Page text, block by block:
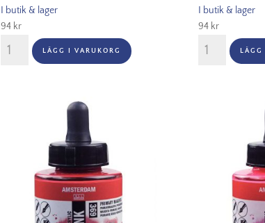
I butik & lager
94 kr
Amsterdam
Akryl
LÄGG I VARUKORG
I butik & lager
94 kr
Amsterdam
Akryl